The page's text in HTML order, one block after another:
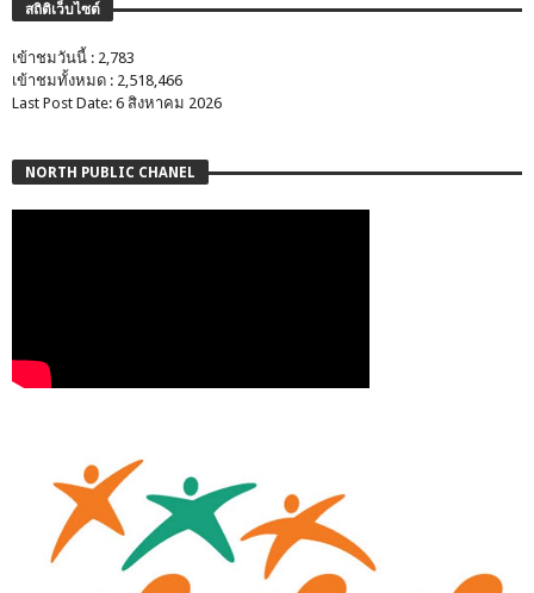
สถิติเว็บไซต์
เข้าชมวันนี้ : 2,783
เข้าชมทั้งหมด : 2,518,466
Last Post Date: 6 สิงหาคม 2026
NORTH PUBLIC CHANEL